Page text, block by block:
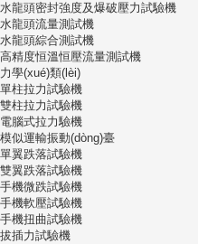
水龍頭密封強度及爆破壓力試驗機
水龍頭流量測試機
水龍頭綜合測試機
高精度恒溫恒壓流量測試機
力學(xué)類(lèi)
單柱拉力試驗機
雙柱拉力試驗機
電腦式拉力驗機
模似運輸振動(dòng)臺
單翼跌落試驗機
雙翼跌落試驗機
手機微跌試驗機
手機軟壓試驗機
手機扭曲試驗機
拔插力試驗機